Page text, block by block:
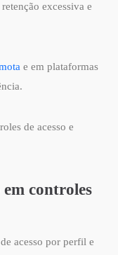
excessiva e
e em plataformas
de acesso e
controles
acesso por perfil e